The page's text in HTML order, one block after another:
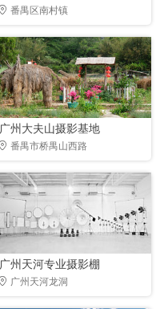
番禺区南村镇
广州大夫山摄影基地
番禺市桥禺山西路
广州天河专业摄影棚
广州天河龙洞